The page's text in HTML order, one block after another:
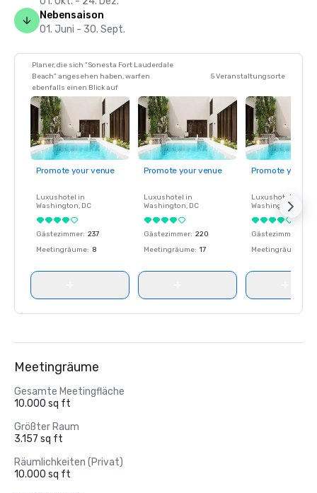
Nebensaison
01. Juni - 30. Sept.
Planer, die sich "Sonesta Fort Lauderdale
Beach" angesehen haben, warfen
ebenfalls einen Blick auf
5 Veranstaltungsorte
Promote your venue
Luxushotel in
Washington, DC
Gästezimmer: 237
Meetingräume: 8
Promote your venue
Luxushotel in
Washington, DC
Gästezimmer: 220
Meetingräume: 17
Promote your
Luxushotel in
Washington
Gästezimmer
Meetingräume
Meetingräume
Gesamte Meetingfläche
10.000 sq ft
Größter Raum
3.157 sq ft
Räumlichkeiten (Privat)
10.000 sq ft